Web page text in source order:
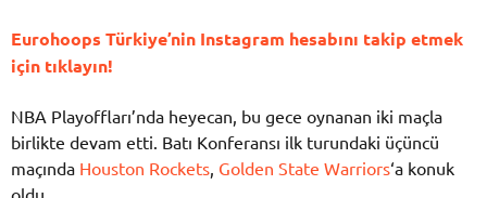
Eurohoops Türkiye’nin Instagram hesabını takip etmek
için tıklayın!
NBA Playoffları’nda heyecan, bu gece oynanan iki maçla
birlikte devam etti. Batı Konferansı ilk turundaki üçüncü
maçında Houston Rockets, Golden State Warriors‘a konuk